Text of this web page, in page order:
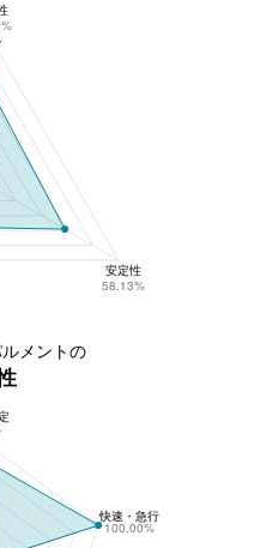
合評価
安定性
58.13%
メントの
快速・急行
100.00%